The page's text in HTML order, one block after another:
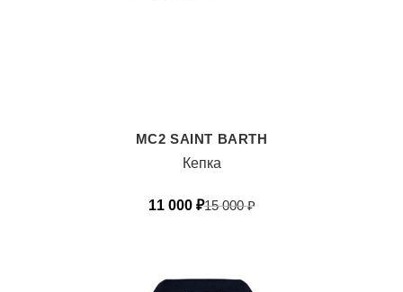
MC2 SAINT BARTH
Кепка
11 000 ₽15 000₽